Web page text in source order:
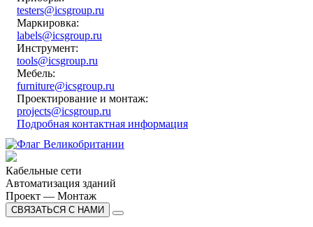
testers@icsgroup.ru
Маркировка:
labels@icsgroup.ru
Инструмент:
tools@icsgroup.ru
Мебель:
furniture@icsgroup.ru
Проектирование и монтаж:
projects@icsgroup.ru
Подробная контактная информация
Кабельные сети
Автоматизация зданий
Проект — Монтаж
СВЯЗАТЬСЯ С НАМИ